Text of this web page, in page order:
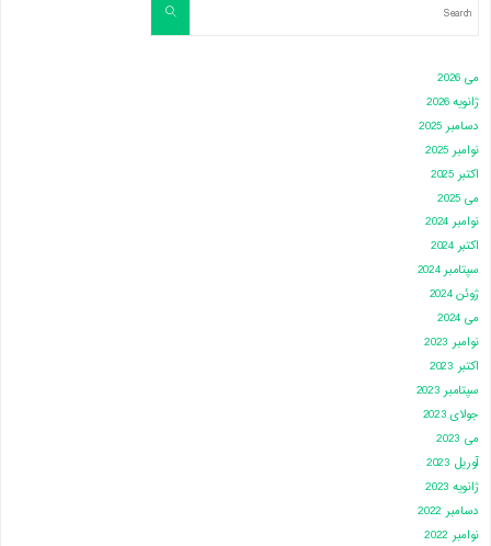
Search
می 2026
ژانویه 2026
دسامبر 2025
نوامبر 2025
اکتبر 2025
می 2025
نوامبر 2024
اکتبر 2024
سپتامبر 2024
ژوئن 2024
می 2024
نوامبر 2023
اکتبر 2023
سپتامبر 2023
جولای 2023
می 2023
آوریل 2023
ژانویه 2023
دسامبر 2022
نوامبر 2022